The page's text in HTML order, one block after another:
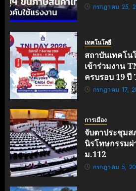
กรกฎาคม 25,
เทคโนโลยี
สถาบันเทคโ
เข้าร่วมงาน
ครบรอบ 19 ปี
กรกฎาคม 17,
การเมือง
จับตาประชุมส
นิรโทษกรรม
ม.112
กรกฎาคม 5,